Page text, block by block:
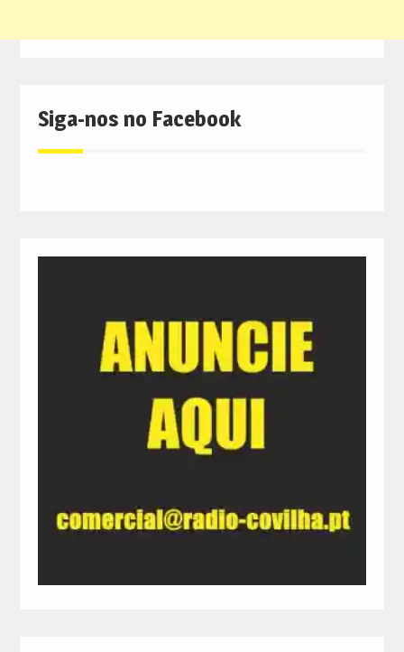
Siga-nos no Facebook